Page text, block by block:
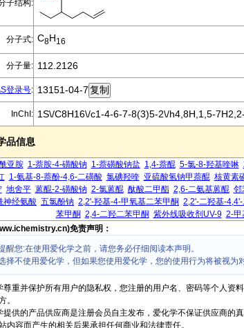
子结构:
分子式: C8H16
分子量: 112.2126
登录号: 13151-04-7
InChI: 1S\/C8H16\/c1-4-6-7-8(3)5-2\/h4,8H,1,5-
品信息
亚胺 1-萘胺-4-磺酸钠 1-萘磺酸钠盐 1,4-萘醌 5-氯-8-羟基喹啉
1-氨基-8-萘酚-4,6-二磺酸 氯碘羟喹 亚硫酸氢钠甲萘醌 核黄素
地舍平 蒽醌-2-磺酸钠 2-氯蒽醌 酞酸二甲酯 2,6-二氨基蒽醌 邻
神经氨酸 五氯酚钠 2,2'-羟基-4-甲氧基二苯甲酮 2,2'-二羟基-
苯甲酮 2,4-二羟二苯甲酮 紫外线吸收剂UV-9 2-甲
免责声明：
醒您:在使用爱化学之前，请您务必仔细阅读本声明。
择不使用爱化学，但如果您使用爱化学，您的使用行为将被视为
尊重并保护所有用户的隐私权，您注册的用户名、密码等个人资
。
提供的产品供应商是注册会员自主发布，爱化学不保证供应商的
内容而产生的相关后果承担任何商业和法律责任。